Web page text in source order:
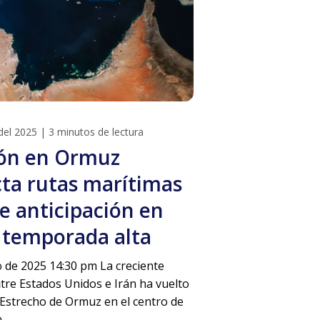
2025 | 3 minutos de lectura
en Ormuz
rutas marítimas
anticipación en
alta
de 2025 14:30 pm La creciente
Estados Unidos e Irán ha vuelto
de Ormuz en el centro de